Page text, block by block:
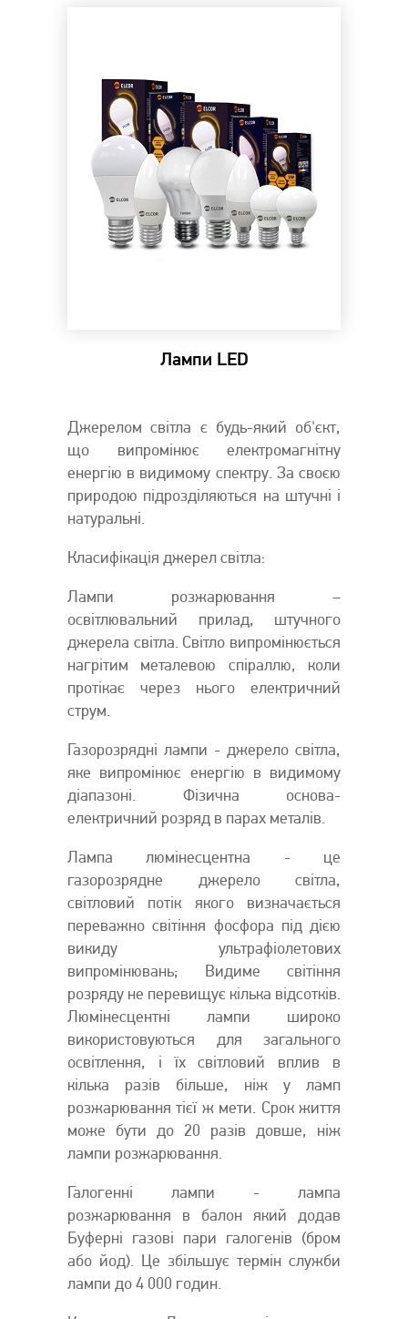
Лампи LED
Джерелом світла є будь-який об'єкт,
що випромінює електромагнітну
енергію в видимому спектру. За своєю
природою підрозділяються на штучні і
натуральні.
Класифікація джерел світла:
Лампи розжарювання –
освітлювальний прилад, штучного
джерела світла. Світло випромінюється
нагрітим металевою спіраллю, коли
протікає через нього електричний
струм.
Газорозрядні лампи - джерело світла,
яке випромінює енергію в видимому
діапазоні. Фізична основа-
електричний розряд в парах металів.
Лампа люмінесцентна - це
газорозрядне джерело світла,
світловий потік якого визначається
переважно світіння фосфора під дією
викиду ультрафіолетових
випромінювань; Видиме світіння
розряду не перевищує кілька відсотків.
Люмінесцентні лампи широко
використовуються для загального
освітлення, і їх світловий вплив в
кілька разів більше, ніж у ламп
розжарювання тієї ж мети. Срок життя
може бути до 20 разів довше, ніж
лампи розжарювання.
Галогенні лампи - лампа
розжарювання в балон який додав
Буферні газові пари галогенів (бром
або йод). Це збільшує термін служби
лампи до 4 000 годин.